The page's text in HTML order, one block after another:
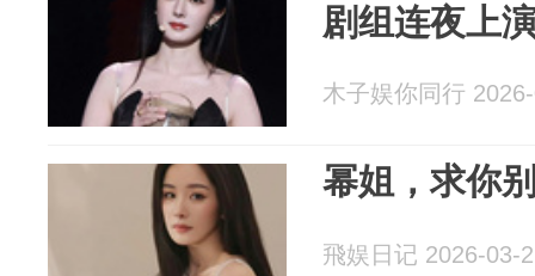
剧组连夜上
木子娱你同行
幂姐，求你
飛娱日记 2026-03-